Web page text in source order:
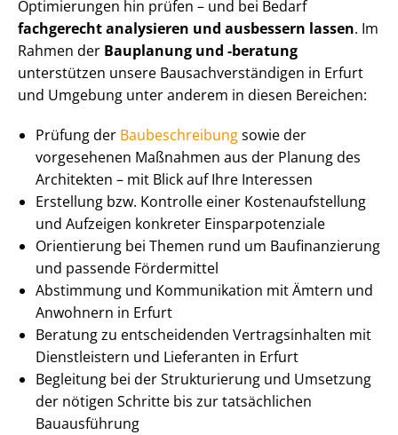
Optimierungen hin prüfen – und bei Bedarf
fachgerechtanalysieren und ausbessern lassen. Im
Rahmen der Bauplanung und -beratung
unterstützen unsere Bau­sach­ver­stän­di­gen in Erfurt
und Umgebung unter anderem in diesen Bereichen:
Prüfung der Baubeschreibungsowie der
vorgesehenen Maßnahmen aus der Planung des
Architekten – mit Blick auf Ihre Interessen
Erstellung bzw. Kontrolle einer Kos­ten­auf­stel­lung
und Aufzeigen konkreter Ein­spar­po­ten­zia­le
Orientierung bei Themen rund um Baufinanzierung
und passende Fördermittel
Abstimmung und Kommunikation mit Ämtern und
Anwohnern in Erfurt
Beratung zu entscheidenden Ver­trags­in­hal­ten mit
Dienstleistern und Lieferanten in Erfurt
Begleitung bei der Strukturierung und Umsetzung
der nötigen Schritte bis zur tatsächlichen
Bauausführung